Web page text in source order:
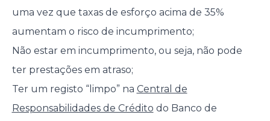
uma vez que taxas de esforço acima de 35%
aumentam o risco de incumprimento;
Não estar em incumprimento, ou seja, não pode
ter prestações em atraso;
Ter um registo “limpo” na Central de
Responsabilidades de Crédito do Banco de